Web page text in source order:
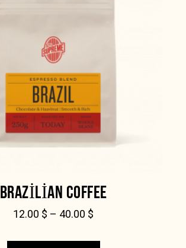
BRAZILIAN COFFEE
12.00 $ – 40.00 $